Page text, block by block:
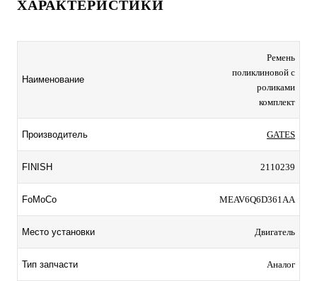
ХАРАКТЕРИСТИКИ
Наименование
Ремень
поликлиновой с
роликами
комплект
Производитель GATES
FINISH 2110239
FoMoCo MEAV6Q6D361AA
Место установки Двигатель
Тип запчасти Аналог